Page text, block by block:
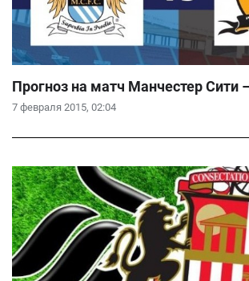
7 февраля 2015, 02:04
Прогноз на матч Манчестер Сити